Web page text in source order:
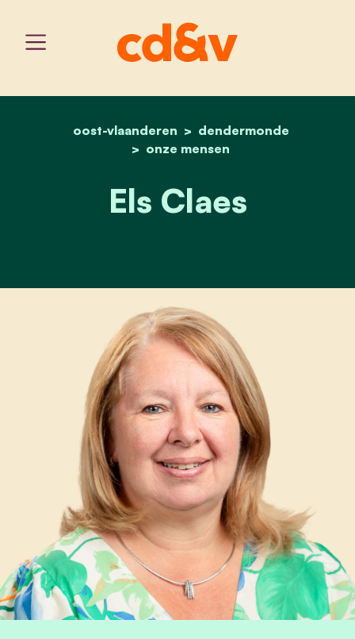
home
oost-vlaanderen
dendermonde
onze mensen
els claes
Els Claes